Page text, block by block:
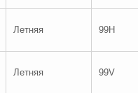
Летняя 99H
Летняя 99V